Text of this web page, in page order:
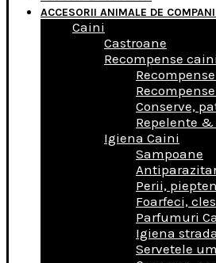
ACCESORII ANIMALE DE
Caini
Castroane
Recompense caini
Conserve,
Repelente
Igiena Caini
Sampoane
Perii,
Foarfeci,
Parfumuri
Igiena
Servetele